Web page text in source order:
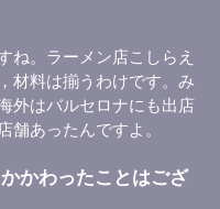
。ラーメン店こしらえ
材料は揃うわけです。み
外はバルセロナにも出店
舗あったんですよ。
かわったことはござ